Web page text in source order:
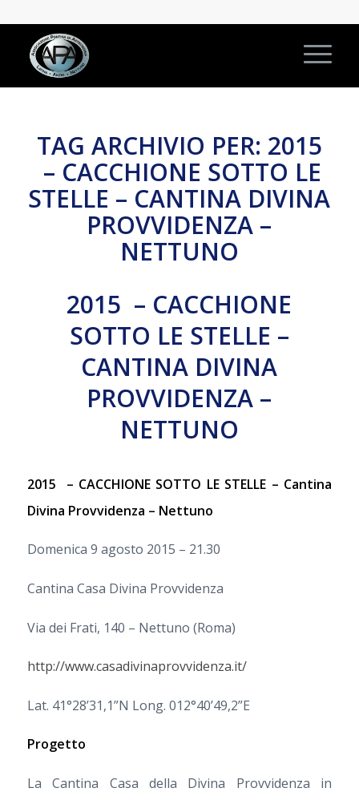
TAG ARCHIVIO PER: 2015
– CACCHIONE SOTTO LE
STELLE – CANTINA DIVINA
PROVVIDENZA –
NETTUNO
2015 – CACCHIONE
SOTTO LE STELLE –
CANTINA DIVINA
PROVVIDENZA –
NETTUNO
2015 – CACCHIONE SOTTO LE STELLE – Cantina
Divina Provvidenza – Nettuno
Domenica 9 agosto 2015 – 21.30
Cantina Casa Divina Provvidenza
Via dei Frati, 140 – Nettuno (Roma)
http://www.casadivinaprovvidenza.it/
Lat. 41°28’31,1”N Long. 012°40’49,2”E
Progetto
La Cantina Casa della Divina Provvidenza in